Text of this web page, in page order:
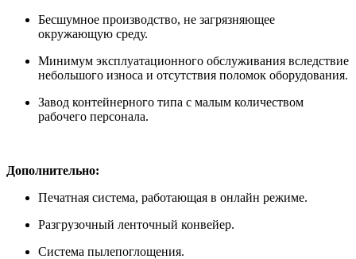
Бесшумное производство, не загрязняющее
окружающую среду.
Минимум эксплуатационного обслуживания вследствие
небольшого износа и отсутствия поломок оборудования.
Завод контейнерного типа с малым количеством
рабочего персонала.
Дополнительно:
Печатная система, работающая в онлайн режиме.
Разгрузочный ленточный конвейер.
Система пылепоглощения.